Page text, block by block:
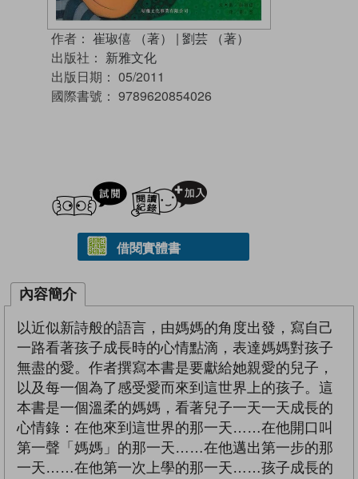
作者： 崔琡僖 （著） | 劉芸 （著）
出版社： 新雅文化
出版日期： 05/2011
國際書號： 9789620854026
試閲
借閱實體書
內容簡介
以近似新詩般的語言，由媽媽的角度出發，寫自己
一路看著孩子成長時的心情點滴，表達媽媽對孩子
無盡的愛。作者撰寫本書是要獻給她親愛的兒子，
以及每一個為了感受愛而來到這世界上的孩子。這
本書是一個溫柔的媽媽，看著兒子一天一天成長的
心情錄：在他來到這世界的那一天……在他開口叫
第一聲「媽媽」的那一天……在他邁出第一步的那
一天……在他第一次上學的那一天……孩子成長的